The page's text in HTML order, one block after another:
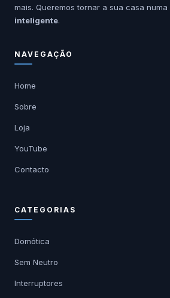
mais. Queremos tornar a sua casa numa
inteligente.
NAVEGAÇÃO
Home
Sobre
Loja
YouTube
Contacto
CATEGORIAS
Domótica
Sem Neutro
Interruptores